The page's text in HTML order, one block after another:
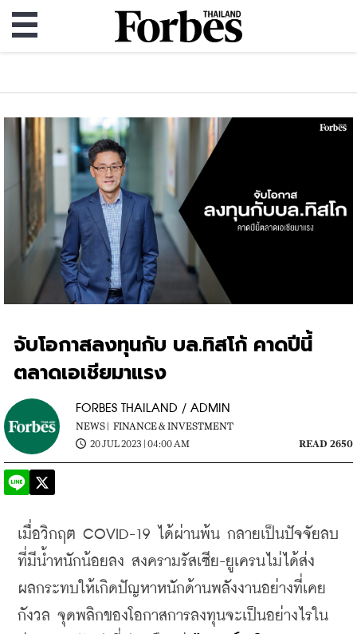
จับโอกาสลงทุนกับ บล.ทิสโก้ คาดปีนี้
ตลาดเอเชียมาแรง
FORBES THAILAND / ADMIN
NEWS | FINANCE & INVESTMENT
20 JUL 2023 | 04:00 AM
READ 2650
เมื่อวิกฤต COVID-19 ได้ผ่านพ้น กลายเป็นปัจจัยลบ
ที่มีน้ำหนักน้อยลง สงครามรัสเซีย-ยูเครนไม่ได้ส่ง
ผลกระทบให้เกิดปัญหาหนักด้านพลังงานอย่างที่เคย
กังวล จุดพลิกของโอกาสการลงทุนจะเป็นอย่างไรใน